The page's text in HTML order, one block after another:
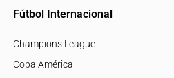
Fútbol Internacional
Champions League
Copa América